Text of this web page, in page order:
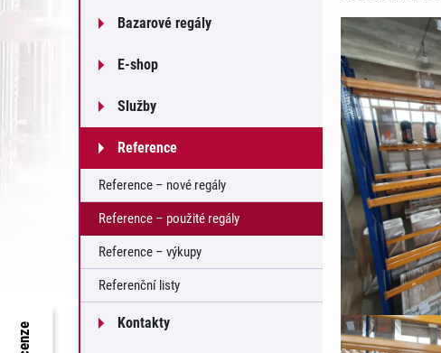
Bazarové regály
E-shop
Služby
Reference
Reference – nové regály
Reference – použité regály
Reference – výkupy
Referenční listy
Kontakty